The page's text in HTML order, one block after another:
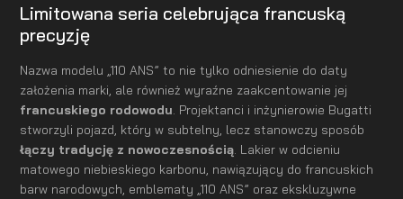
Limitowana seria celebrująca francuską
precyzję
Nazwa modelu „110 ANS” to nie tylko odniesienie do daty
założenia marki, ale również wyraźne zaakcentowanie jej
francuskiego rodowodu . Projektanci i inżynierowie Bugatti
stworzyli pojazd, który w subtelny, lecz stanowczy sposób
łączy tradycję z nowoczesnością . Lakier w odcieniu
matowego niebieskiego karbonu, nawiązujący do francuskich
barw narodowych, emblematy „110 ANS” oraz ekskluzywne